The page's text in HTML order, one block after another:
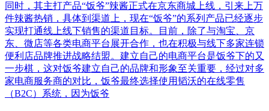
同时，其主打产品“饭爷”辣酱正式在京东商城上线，引来上万
件辣酱热销，具体到渠道上，现在“饭爷”的系列产品已经逐步
实现打通线上线下销售的渠道目标。目前，除了与淘宝、京
东、微店等各类电商平台展开合作，也在积极与线下多家连锁
便利店品牌推进战略结盟。建立自己的电商平台是饭爷下的又
一步棋，这对饭爷建立自己的品牌和形象至关重要，经过对多
家电商服务商的对比，饭爷最终选择使用韬沃的在线零售
（B2C）系统，因为饭爷